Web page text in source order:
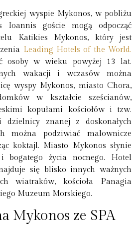
wyspie Mykonos, w pobliżu
Ioannis goście mogą odpocząć
Katikies Mykonos, który jest
Leading Hotels of the World.
osoby w wieku powyżej 13 lat.
wakacji i wczasów można
wyspy Mykonos, miasto Chora,
w kształcie sześcianów,
kopułami kościołów i tzw.
dzielnicy znanej z doskonałych
można podziwiać malownicze
koktajl. Miasto Mykonos słynie
życia nocnego. Hotel
się blisko innych ważnych
wiatraków, kościoła Panagia
Muzeum Morskiego.
Mykonos ze SPA